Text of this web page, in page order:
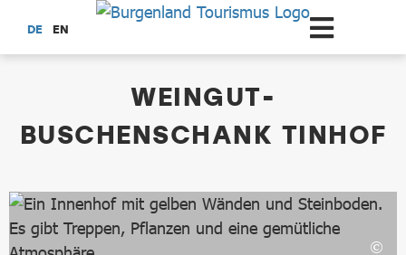
Zum Hauptinhalt springen
DE EN
WEINGUT-
BUSCHENSCHANK TINHOF